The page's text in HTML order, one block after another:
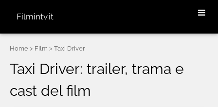
Filmintv.it
Home > Film > Taxi Driver
Taxi Driver: trailer, trama e
cast del film